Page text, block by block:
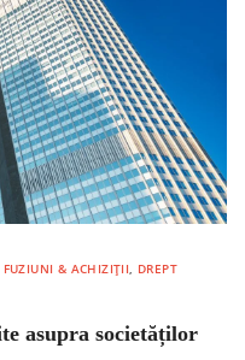
FUZIUNI & ACHIZIȚII, DREPT
asupra societăților